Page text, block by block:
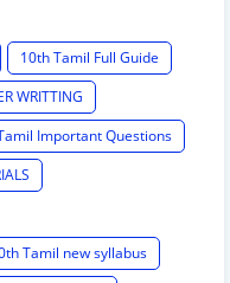
10th Tamil Full Guide
WRITTING
Important Questions
Tamil new syllabus